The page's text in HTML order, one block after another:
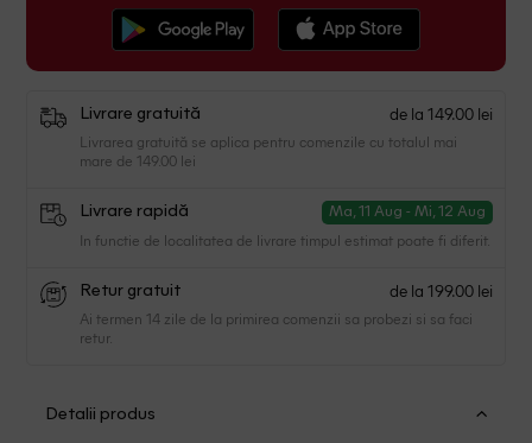
Livrare gratuită de la 149.00 lei
Livrarea gratuită se aplica pentru comenzile cu totalul mai
mare de 149.00 lei
Livrare rapidă Ma, 11 Aug - Mi, 12 Aug
In functie de localitatea de livrare timpul estimat poate fi diferit.
Retur gratuit de la 199.00 lei
Ai termen 14 zile de la primirea comenzii sa probezi si sa faci
retur.
Detalii produs